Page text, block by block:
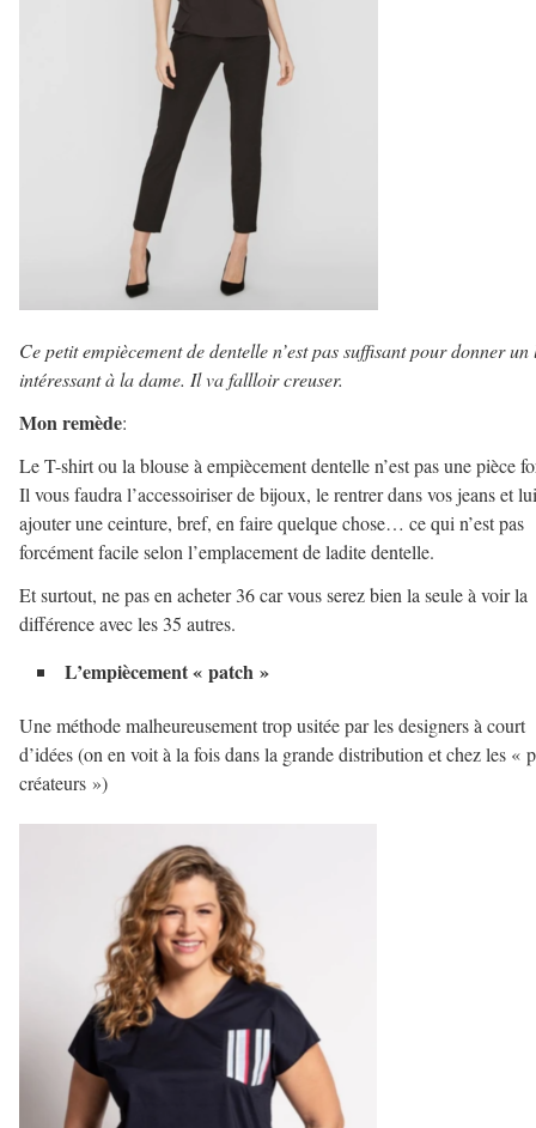
Ce petit empiècement de dentelle n’est pas suffisant pour donner un
intéressant à la dame. Il va fallloir creuser.
Mon remède:
Le T-shirt ou la blouse à empiècement dentelle n’est pas une pièce
Il vous faudra l’accessoiriser de bijoux, le rentrer dans vos jeans et lui
ajouter une ceinture, bref, en faire quelque chose… ce qui n’est pas
forcément facile selon l’emplacement de ladite dentelle.
Et surtout, ne pas en acheter 36 car vous serez bien la seule à voir la
différence avec les 35 autres.
L’empiècement « patch »
Une méthode malheureusement trop usitée par les designers à court
d’idées (on en voit à la fois dans la grande distribution et chez les «
créateurs »)